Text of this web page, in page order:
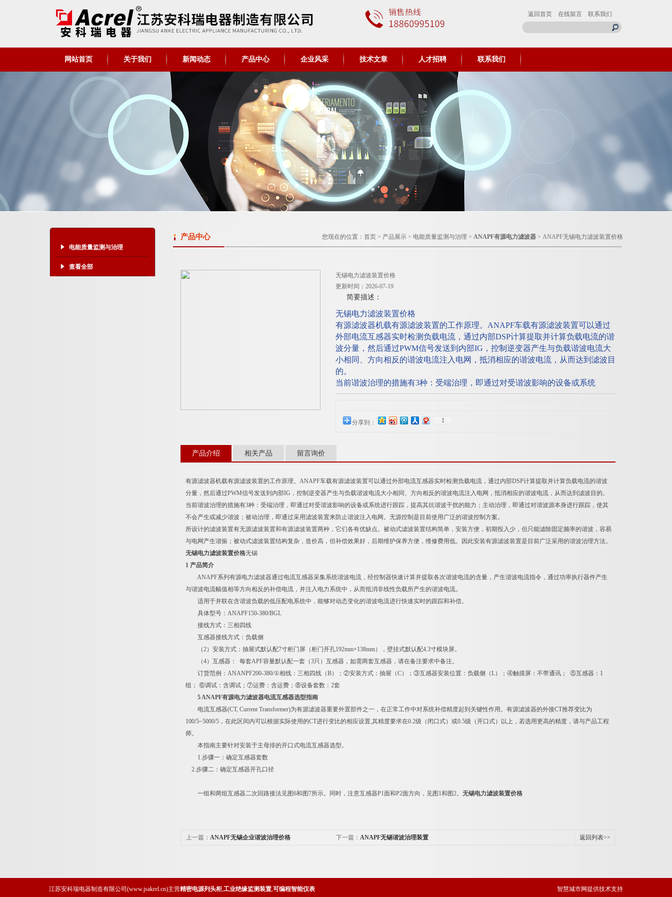
返回首页 在线留言 联系我们
网站首页 关于我们 新闻动态 产品中心 企业风采 技术文章 人才招聘 联系我们
电能质量监测与治理
查看全部
产品中心 您现在的位置： 首页 > 产品展示 > 电能质量监测与治理 > ANAPF有源电力滤波器 > ANAPF无锡电力滤波装置价格
无锡电力滤波装置价格
更新时间：2026-07-19
简要描述：
无锡电力滤波装置价格
有源滤波器机载有源滤波装置的工作原理。ANAPF车载有源滤波装置可以通过
外部电流互感器实时检测负载电流，通过内部DSP计算提取并计算负载电流的谐
波分量，然后通过PWM信号发送到内部IG，控制逆变器产生与负载谐波电流大
小相同、方向相反的谐波电流注入电网，抵消相应的谐波电流，从而达到滤波目
的。
当前谐波治理的措施有3种：受端治理，即通过对受谐波影响的设备或系统
分享到： 1
产品介绍 相关产品 留言询价
有源滤波器机载有源滤波装置的工作原理。ANAPF车载有源滤波装置可以通过外部电流互感器实时检测负载电流，通过内部DSP计算提取并计算负载电流的谐波
分量，然后通过PWM信号发送到内部IG，控制逆变器产生与负载谐波电流大小相同、方向相反的谐波电流注入电网，抵消相应的谐波电流，从而达到滤波目的。
当前谐波治理的措施有3种：受端治理，即通过对受谐波影响的设备或系统进行跟踪，提高其抗谐波干扰的能力；主动治理，即通过对谐波源本身进行跟踪，使其
不会产生或减少谐波；被动治理，即通过采用滤波装置来防止谐波注入电网。无源控制是目前使用广泛的谐波控制方案。
所设计的滤波装置有无源滤波装置和有源滤波装置两种，它们各有优缺点。被动式滤波装置结构简单，安装方便，初期投入少，但只能滤除固定频率的谐波，容易
与电网产生谐振；被动式滤波装置结构复杂，造价高，但补偿效果好，后期维护保养方便，维修费用低。因此安装有源滤波装置是目前广泛采用的谐波治理方法。
无锡电力滤波装置价格无锡
1 产品简介
ANAPF系列有源电力滤波器通过电流互感器采集系统谐波电流，经控制器快速计算并提取各次谐波电流的含量，产生谐波电流指令，通过功率执行器件产生
与谐波电流幅值相等方向相反的补偿电流，并注入电力系统中，从而抵消非线性负载所产生的谐波电流。
适用于并联在含谐波负载的低压配电系统中，能够对动态变化的谐波电流进行快速实时的跟踪和补偿。
具体型号：ANAPF150-380/BGL
接线方式：三相四线
互感器接线方式：负载侧
（2）安装方式：抽屉式默认配7寸柜门屏（柜门开孔192mm×138mm），壁挂式默认配4.3寸模块屏。
（4）互感器： 每套APF容量默认配一套（3只）互感器，如需两套互感器，请在备注要求中备注。
订货范例：ANANPF200-380/①相线：三相四线（B）；②安装方式：抽屉（C）；③互感器安装位置：负载侧（L）；④触摸屏：不带通讯； ⑤互感器：1
组； ⑥调试：含调试；⑦运费：含运费；⑧设备套数：2套
5 ANAPF有源电力滤波器电流互感器选型指南
电流互感器(CT, Current Transformer)为有源滤波器重要外置部件之一，在正常工作中对系统补偿精度起到关键性作用。有源滤波器的外接CT推荐变比为
100/5~5000/5，在此区间内可以根据实际使用的CT进行变比的相应设置,其精度要求在0.2级（闭口式）或0.5级（开口式）以上，若选用更高的精度，请与产品工程
师。
本指南主要针对安装于主母排的开口式电流互感器选型。
1.步骤一：确定互感器套数
2.步骤二：确定互感器开孔口径
一组和两组互感器二次回路接法见图6和图7所示。同时，注意互感器P1面和P2面方向，见图1和图2。 无锡电力滤波装置价格
上一篇： ANAPF无锡企业谐波治理价格 下一篇： ANAPF无锡谐波治理装置 返回列表>>
江苏安科瑞电器制造有限公司(www.jsakrel.cn)主营精密电源列头柜,工业绝缘监测装置,可编程智能仪表 智慧城市网提供技术支持